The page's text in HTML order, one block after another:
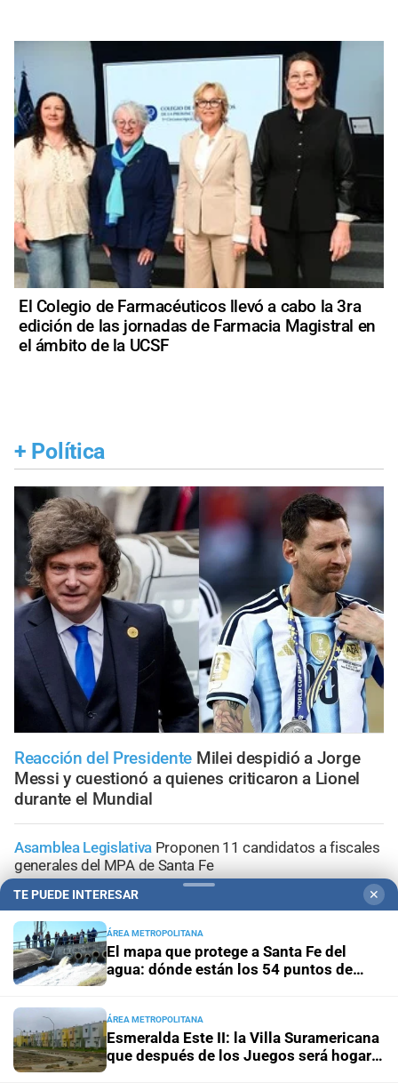
El Colegio de Farmacéuticos llevó a cabo la 3ra
edición de las jornadas de Farmacia Magistral en
el ámbito de la UCSF
+ Política
Reacción del Presidente Milei despidió a Jorge
Messi y cuestionó a quienes criticaron a Lionel
durante el Mundial
Asamblea Legislativa Proponen 11 candidatos a fiscales
generales del MPA de Santa Fe
Con tratamiento preferencial para el 20 de agosto
Diputados empieza en comisiones el debate sobre el
sistema electoral de Santa Fe
dirigentes radicales santafesinos entre los firmantes de
"Apurar el Paso"
Jornada de Internacionalización
TE PUEDE INTERESAR ✕
ÁREA METROPOLITANA
El mapa que protege a Santa Fe del
agua: dónde están los 54 puntos de
ÁREA METROPOLITANA
Esmeralda Este II: la Villa Suramericana
que después de los Juegos será hogar